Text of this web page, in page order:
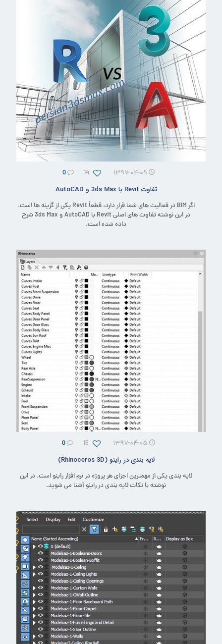
۱۳۹۷-۰۴-۰۹ 14
0
تفاوت Revit با 3ds Max و AutoCAD
اگر BIM در فعالیت های شما قرار دارد، قطعاً Revit یکی از گزینه ها است.
در این نوشته تفاوت های اصلی Revit با AutoCAD و 3ds Max شرح
داده شده است.
۱۳۹۷-۰۴-۰۵ 15
0
لایه بندی در راینو (Rhinoceros 3D)
لایه بندی یکی از مهمترین اجزای هر پروژه در نرم افزار راینو است. در این
نوشته با نکات لایه بندی در راینو آشنا می شوید.